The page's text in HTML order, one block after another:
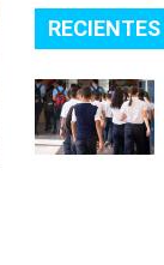
RECIENTES